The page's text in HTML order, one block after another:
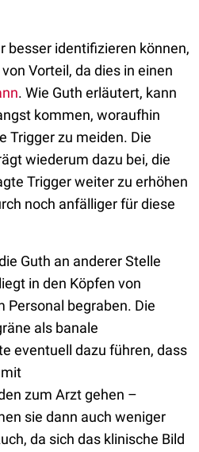
besser identifizieren können,
Vorteil, da dies in einen
. Wie Guth erläutert, kann
kommen, woraufhin
Trigger zu meiden. Die
wiederum dazu bei, die
Trigger weiter zu erhöhen
noch anfälliger für diese
Guth an anderer Stelle
in den Köpfen von
Personal begraben. Die
als banale
eventuell dazu führen, dass
zum Arzt gehen –
sie dann auch weniger
da sich das klinische Bild